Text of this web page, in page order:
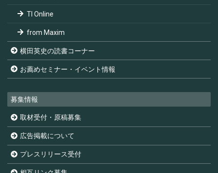
TI Online
from Maxim
横田英史の読書コーナー
お薦めセミナー・イベント情報
募集情報
取材受付・原稿募集
広告掲載について
プレスリリース受付